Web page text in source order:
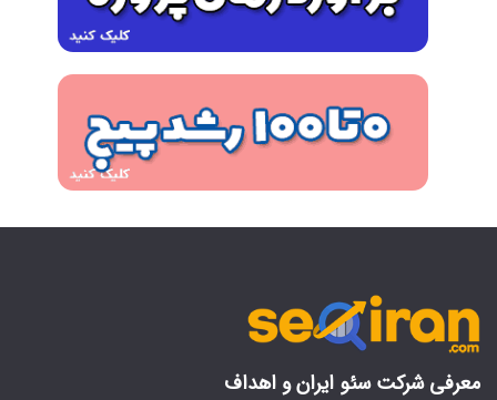
معرفی شرکت سئو ایران و اهداف